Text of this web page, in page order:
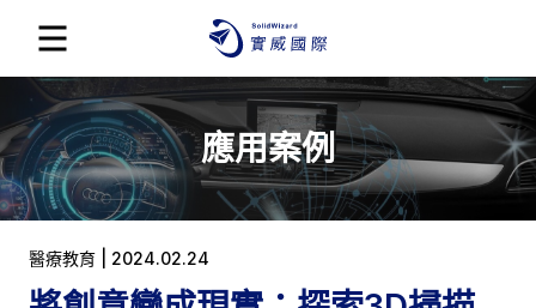
應用案例
醫療教育 | 2024.02.24